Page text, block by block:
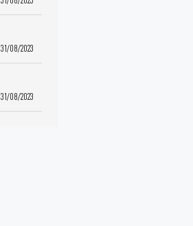
31/08/2023
31/08/2023